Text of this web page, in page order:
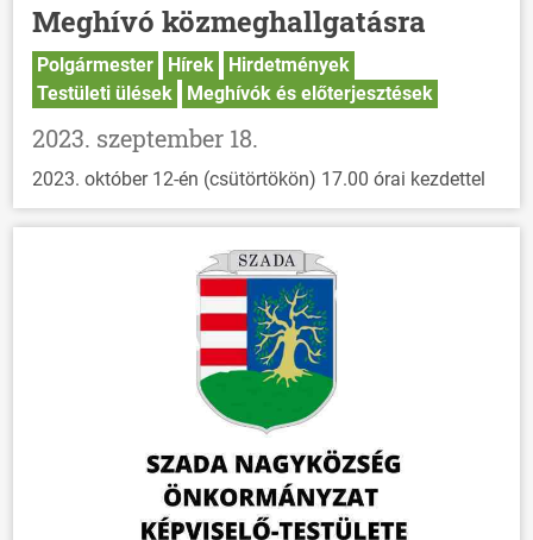
ÖNKORMÁNYZAT
ÜGYINTÉZÉS
KÖZÖSSÉG
Meghívó közmeghallgatásra
Polgármester Hírek
Hirdetmények
Testületi ülések
Meghívók és előterjesztések
2023. szeptember 18.
2023. október 12-én (csütörtökön) 17.00 órai kezdettel